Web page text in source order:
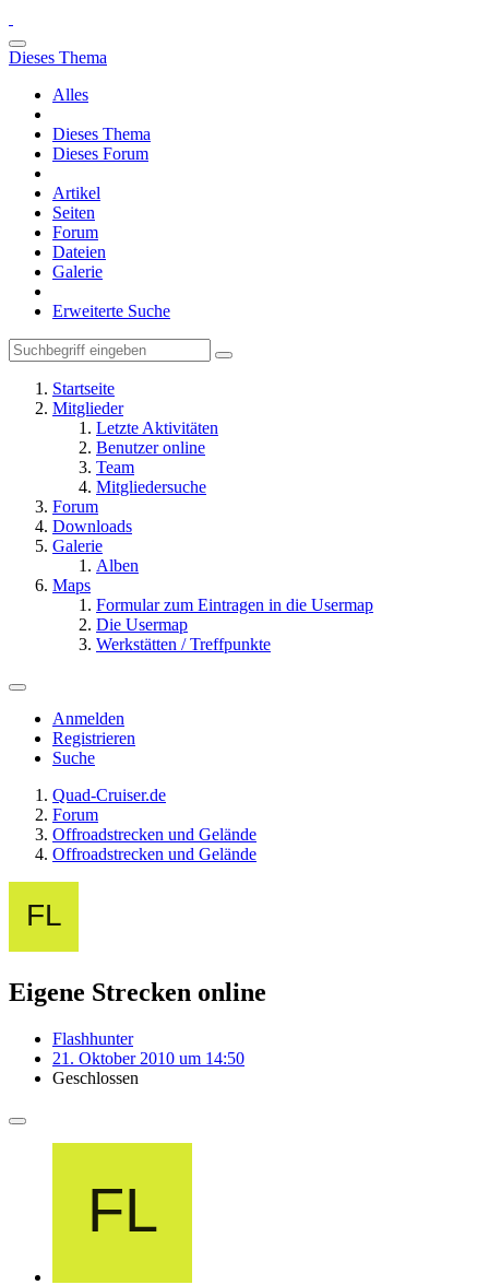
Dieses Thema
Alles
Dieses Thema
Dieses Forum
Artikel
Seiten
Forum
Dateien
Galerie
Erweiterte Suche
Startseite
Mitglieder
Letzte Aktivitäten
Benutzer online
Team
Mitgliedersuche
Forum
Downloads
Galerie
Alben
Maps
Formular zum Eintragen in die Usermap
Die Usermap
Werkstätten / Treffpunkte
Anmelden
Registrieren
Suche
Quad-Cruiser.de
Forum
Offroadstrecken und Gelände
Offroadstrecken und Gelände
Eigene Strecken online
Flashhunter
21. Oktober 2010 um 14:50
Geschlossen